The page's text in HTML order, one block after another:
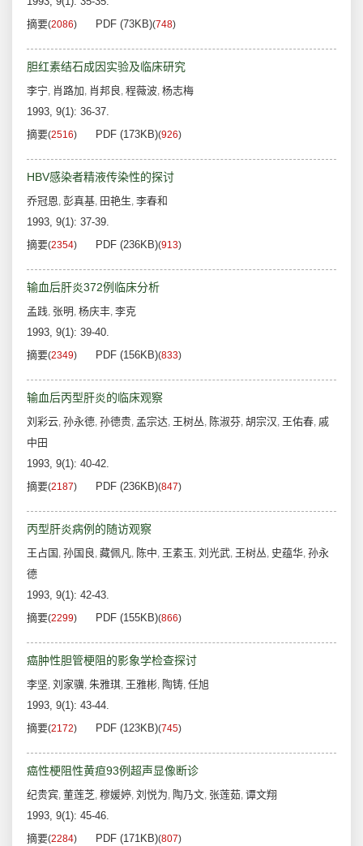
摘要(2086) PDF (73KB)(748)
胆红素结石成因实验及临床研究
李宁, 肖路加, 肖邦良, 程薇波, 杨志梅
1993, 9(1): 36-37.
摘要(2516) PDF (173KB)(926)
HBV感染者精液传染性的探讨
乔冠恩, 彭真基, 田艳生, 李春和
1993, 9(1): 37-39.
摘要(2354) PDF (236KB)(913)
输血后肝炎372例临床分析
孟践, 张明 , 杨庆丰, 李克
1993, 9(1): 39-40.
摘要(2349) PDF (156KB)(833)
输血后丙型肝炎的临床观察
刘彩云, 孙永德, 孙德贵, 孟宗达, 王树丛, 陈淑芬, 胡宗汉, 王佑春, 戚
中田
1993, 9(1): 40-42.
摘要(2187) PDF (236KB)(847)
丙型肝炎病例的随访观察
王占国 , 孙国良, 藏佩凡, 陈中, 王素玉, 刘光武, 王树丛, 史蕴华, 孙永
德
1993, 9(1): 42-43.
摘要(2299) PDF (155KB)(866)
癌肿性胆管梗阻的影象学检查探讨
李坚, 刘家骥, 朱雅琪, 王雅彬, 陶铸, 任旭
1993, 9(1): 43-44.
摘要(2172) PDF (123KB)(745)
癌性梗阻性黄疸93例超声显像断诊
纪贵宾, 董莲芝, 穆媛婷, 刘悦为, 陶乃文, 张莲茹, 谭文翔
1993, 9(1): 45-46.
摘要(2284) PDF (171KB)(807)